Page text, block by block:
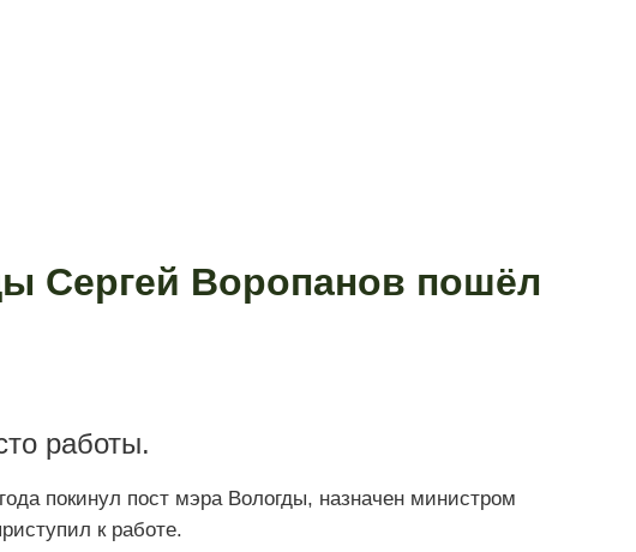
Сергей Воропанов пошёл
работы.
покинул пост мэра Вологды, назначен министром
к работе.